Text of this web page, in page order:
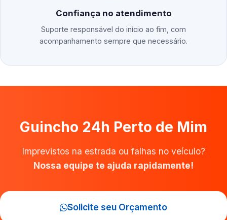
Confiança no atendimento
Suporte responsável do início ao fim, com
acompanhamento sempre que necessário.
Guincho 24h Perto de Mim
Imprevistos na estrada ou falhas no veículo?
Nossa equipe te ajuda rapidamente!
Solicite seu Orçamento